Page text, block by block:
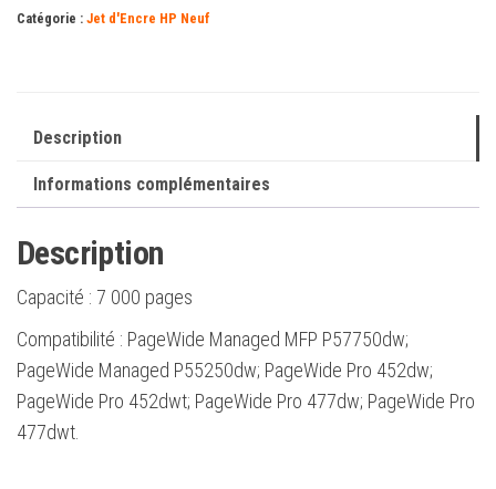
Cyan
F6T81AE
Catégorie : Jet d'Encre HP Neuf
Description
Informations complémentaires
Description
Capacité : 7 000 pages
Compatibilité : PageWide Managed MFP P57750dw;
PageWide Managed P55250dw; PageWide Pro 452dw;
PageWide Pro 452dwt; PageWide Pro 477dw; PageWide Pro
477dwt.